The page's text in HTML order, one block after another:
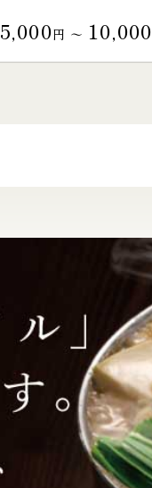
5,000円 〜 10,000